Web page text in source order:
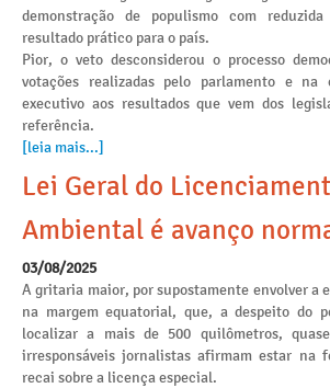
demonstração de populismo com
resultado prático para o país.
Pior, o veto desconsiderou o processo
votações realizadas pelo parlamento e na
executivo aos resultados que vem dos
referência.
[leia mais...]
Lei Geral do
Ambiental é avanço
03/08/2025
A gritaria maior, por supostamente envolver a
na margem equatorial, que, a despeito do
localizar a mais de 500 quilômetros,
irresponsáveis jornalistas afirmam estar na
recai sobre a licença especial.